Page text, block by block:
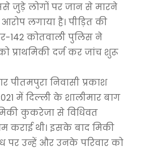
जुड़े लोगों पर जान से मारने
लगाया है। पीड़ित की
142 कोतवाली पुलिस ने
प्राथमिकी दर्ज कर जांच शुरू
निवासी प्रकाश
में दिल्ली के शालीमार बाग
कुकरेजा से विधिवत
कराई थी। इसके बाद मिकी
उन्हें और उनके परिवार को